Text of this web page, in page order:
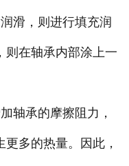
，则进行填充润
则在轴承内部涂上一
承的摩擦阻力，
多的热量。因此，